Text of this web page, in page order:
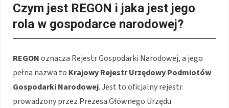
Czym jest REGON i jaka jest jego
rola w gospodarce narodowej?
REGONoznacza Rejestr Gospodarki Narodowej, a jego
pełna nazwa to Krajowy Rejestr Urzędowy Podmiotów
Gospodarki Narodowej. Jest to oficjalny rejestr
prowadzony przez Prezesa Głównego Urzędu